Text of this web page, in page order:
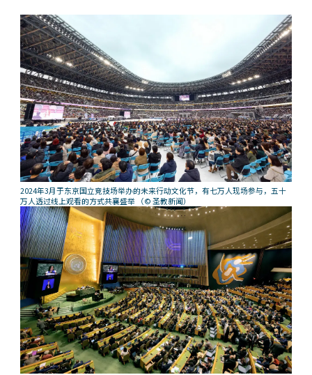
2024年3月于东京国立竞技场举办的未来行动文化节，有七万人现场参与，五十
万人透过线上观看的方式共襄盛举（© 圣教新闻）